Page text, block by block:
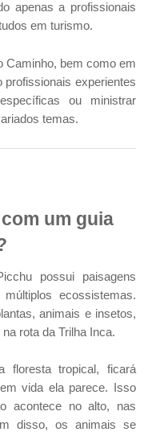
apenas a profissionais
em turismo.
Caminho, bem como em
experientes
ou ministrar
temas.
um guia
possui paisagens
ecossistemas.
animais e insetos,
rota da Trilha Inca.
floresta tropical, ficará
vida ela parece. Isso
acontece no alto, nas
disso, os animais se